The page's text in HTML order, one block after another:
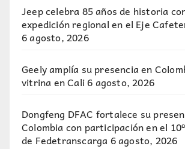
Jeep celebra 85 años de historia
expedición regional en el Eje
6 agosto, 2026
Geely amplía su presencia en
vitrina en Cali 6 agosto, 2026
Dongfeng DFAC fortalece su
Colombia con participación en el
de Fedetranscarga6 agosto, 2026